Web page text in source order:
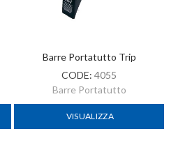
Barre Portatutto Trip
CODE: 4055
Barre Portatutto
VISUALIZZA